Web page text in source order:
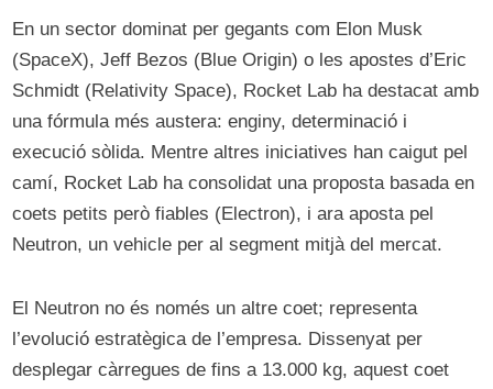
En un sector dominat per gegants com Elon Musk
(SpaceX), Jeff Bezos (Blue Origin) o les apostes d’Eric
Schmidt (Relativity Space), Rocket Lab ha destacat amb
una fórmula més austera: enginy, determinació i
execució sòlida. Mentre altres iniciatives han caigut pel
camí, Rocket Lab ha consolidat una proposta basada en
coets petits però fiables (Electron), i ara aposta pel
Neutron, un vehicle per al segment mitjà del mercat.
El Neutron no és només un altre coet; representa
l’evolució estratègica de l’empresa. Dissenyat per
desplegar càrregues de fins a 13.000 kg, aquest coet